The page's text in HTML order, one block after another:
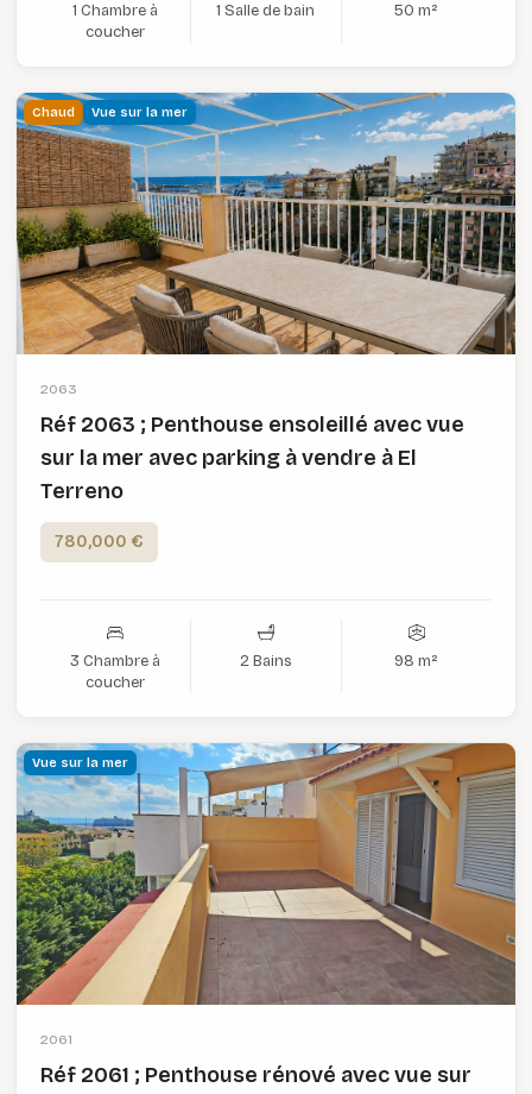
1 Chambre à
coucher
1 Salle de bain 50 m²
Chaud Vue sur la mer
2063
Réf 2063 ; Penthouse ensoleillé avec vue
sur la mer avec parking à vendre à El
Terreno
780,000 €
3 Chambre à
coucher
2 Bains 98 m²
Vue sur la mer
2061
Réf 2061 ; Penthouse rénové avec vue sur